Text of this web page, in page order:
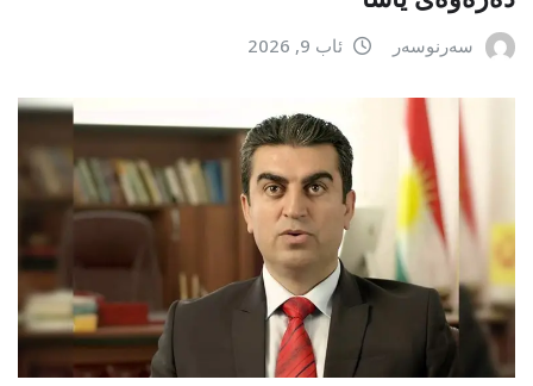
سەرنوسەر ئاب 9, 2026